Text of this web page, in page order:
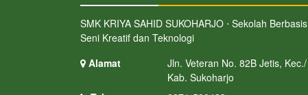
SMK KRIYA SAHID SUKOHARJO ⋅ Sekolah Berbasis
Seni Kreatif dan Teknologi
Alamat
Jln. Veteran No. 82B Jetis, Kec./
Kab. Sukoharjo